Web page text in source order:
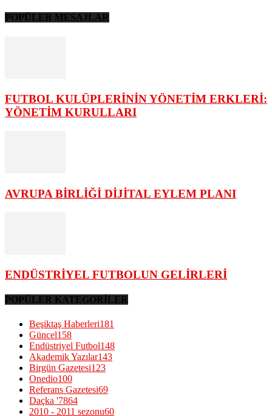
POPÜLER MESAJLAR
FUTBOL KULÜPLERİNİN YÖNETİM ERKLERİ:
YÖNETİM KURULLARI
AVRUPA BİRLİĞİ DİJİTAL EYLEM PLANI
ENDÜSTRİYEL FUTBOLUN GELİRLERİ
POPÜLER KATEGORİLER
Beşiktaş Haberleri181
Güncel158
Endüstriyel Futbol148
Akademik Yazılar143
Birgün Gazetesi123
Onedio100
Referans Gazetesi69
Daçka '7864
2010 - 2011 sezonu60